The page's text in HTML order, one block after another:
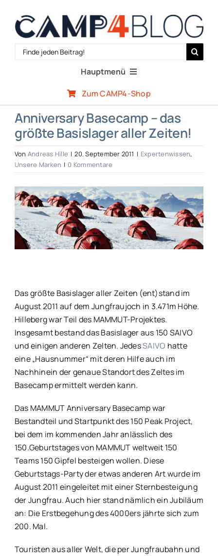
Inhalt
springen
Search
Hauptmenü
Reiseberichte
Expertenwissen
Outdoor-Szene
CAMP4-Team
Zum CAMP4-Shop
Anniversary Basecamp – das
größte Basislager aller Zeiten!
Von Andreas Hille | 20. September 2011 | Expertenwissen,
Unsere Marken | 0 Kommentare
Zeige
grösseres
Bild
Das größte Basislager aller Zeiten (ent)stand im
August 2011 auf dem Jungfraujoch in 3.471m Höhe.
Hilleberg war Teil des MAMMUT-Projektes.
Insgesamt bestand das Basislager aus 150 SAIVO
und einigen anderen Zelten. JedesSAIVO hatte
eine „Hausnummer“ mit deren Hilfe auch im
Nachhinein der genaue Standort des Zeltes im
Basecamp ermittelt werden kann.
Das MAMMUT Anniversary Basecamp war
Bestandteil und Startpunkt des 150 Peak Project,
bei dem im kommenden Jahr anlässlich des
150.Geburtstages von MAMMUT weltweit 150
Teams 150 Gipfel besteigen wollen. Diese
Geburtstags-Party der etwas anderen Art wurde im
August 2011 eingeleitet mit einer Sternbesteigung
der Jungfrau. Auch hier stand nämlich ein Jubiläum
an: Die Erstbegehung des 4000ers jährte sich zum
200. Mal.
Touristen aus aller Welt, die per Jungfraubahn und